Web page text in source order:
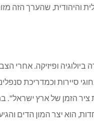
והיהודית, שהערך הזה
ופיזיקה. אחרי
סיירות וכמדריכת
בת מצווה, אירגנה לה מסע של 4 ימים "בעקבות ציר
הוא יצר המון הדים